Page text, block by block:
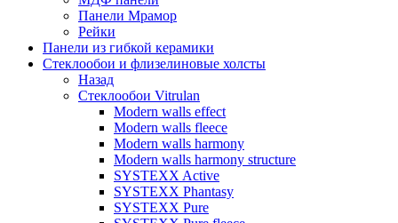
Панели Мрамор
Рейки
Панели из гибкой керамики
Стеклообои и флизелиновые холсты
Назад
Стеклообои Vitrulan
Modern walls effect
Modern walls fleece
Modern walls harmony
Modern walls harmony structure
SYSTEXX Active
SYSTEXX Phantasy
SYSTEXX Pure